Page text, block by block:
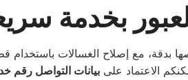
بخدمة
مع إصلاح الغسالات باستخدام
الاعتماد علىبيانات التواصل رقم